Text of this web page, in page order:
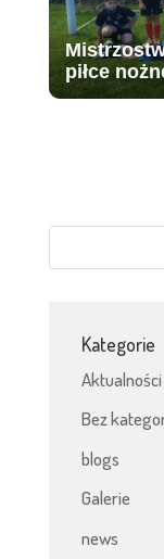
piłce
Kategorie
Aktualności
Bez
blogs
Galerie
news